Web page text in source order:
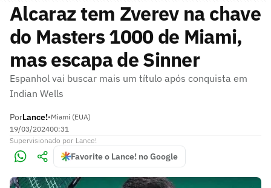
Alcaraz tem Zverev na chave
do Masters 1000 de Miami,
mas escapa de Sinner
Espanhol vai buscar mais um título após conquista em
Indian Wells
PorLance!•Miami (EUA)
19/03/202400:31
Supervisionado por Lance!
Favorite o Lance! no Google